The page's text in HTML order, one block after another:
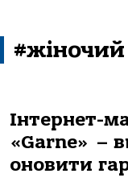
Інтернет-
«Garne» –
оновити